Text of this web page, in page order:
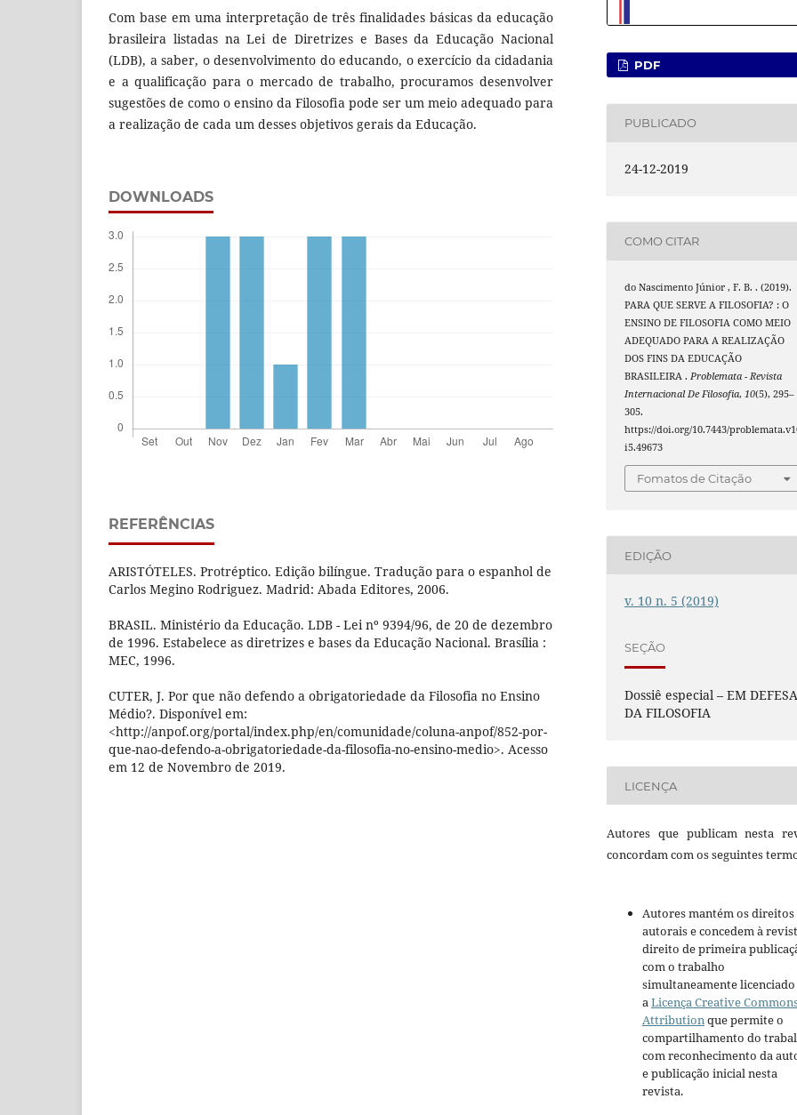
Com base em uma interpretação de três finalidades básicas da educação
brasileira listadas na Lei de Diretrizes e Bases da Educação Nacional
(LDB), a saber, o desenvolvimento do educando, o exercício da cidadania
e a qualificação para o mercado de trabalho, procuramos desenvolver
sugestões de como o ensino da Filosofia pode ser um meio adequado para
a realização de cada um desses objetivos gerais da Educação.
DOWNLOADS
REFERÊNCIAS
ARISTÓTELES. Protréptico. Edição bilíngue. Tradução para o espanhol de
Carlos Megino Rodriguez. Madrid: Abada Editores, 2006.
BRASIL. Ministério da Educação. LDB - Lei nº 9394/96, de 20 de dezembro
de 1996. Estabelece as diretrizes e bases da Educação Nacional. Brasília :
MEC, 1996.
CUTER, J. Por que não defendo a obrigatoriedade da Filosofia no Ensino
Médio?. Disponível em:
<http://anpof.org/portal/index.php/en/comunidade/coluna-anpof/852-por-
que-nao-defendo-a-obrigatoriedade-da-filosofia-no-ensino-medio>. Acesso
em 12 de Novembro de 2019.
PDF
PUBLICADO
24-12-2019
COMO CITAR
do Nascimento Júnior , F. B. . (2019).
PARA QUE SERVE A FILOSOFIA? : O
ENSINO DE FILOSOFIA COMO MEIO
ADEQUADO PARA A REALIZAÇÃO
DOS FINS DA EDUCAÇÃO
BRASILEIRA . Problemata - Revista
Internacional De Filosofia, 10(5), 295–
305.
https://doi.org/10.7443/
i5.49673
Fomatos de Citação
EDIÇÃO
v. 10 n. 5 (2019)
SEÇÃO
Dossiê especial – EM
DA FILOSOFIA
LICENÇA
Autores que publicam nesta
concordam com os seguintes
Autores mantém os direitos
autorais e concedem à
direito de primeira
com o trabalho
simultaneamente
aLicença Creative
Attributionque permite o
compartilhamento do
com reconhecimento da
e publicação inicial nesta
revista.